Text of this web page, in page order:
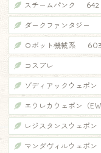
スチームパンク 642
ダークファンタジー
ロボット機械系 603
コスプレ
ゾディアックウェポン
エウレカウェポン（EW
レジスタンスウェポン
マンダヴィルウェポン